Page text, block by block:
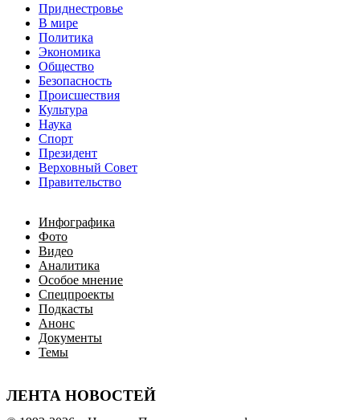
Приднестровье
В мире
Политика
Экономика
Общество
Безопасность
Происшествия
Культура
Наука
Спорт
Президент
Верховный Совет
Правительство
Инфографика
Фото
Видео
Аналитика
Особое мнение
Спецпроекты
Подкасты
Анонс
Документы
Темы
ЛЕНТА НОВОСТЕЙ